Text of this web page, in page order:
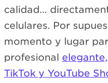
calidad…
celulares. Por
momento y lugar
profesional
TikTok y YouTube